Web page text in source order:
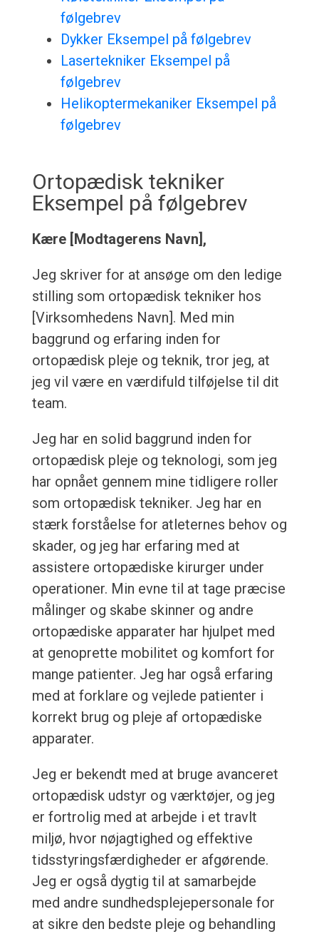
følgebrev
Dykker Eksempel på følgebrev
Lasertekniker Eksempel på
følgebrev
Helikoptermekaniker Eksempel på
følgebrev
Ortopædisk tekniker
Eksempel på følgebrev
Kære [Modtagerens Navn],
Jeg skriver for at ansøge om den ledige
stilling som ortopædisk tekniker hos
[Virksomhedens Navn]. Med min
baggrund og erfaring inden for
ortopædisk pleje og teknik, tror jeg, at
jeg vil være en værdifuld tilføjelse til dit
team.
Jeg har en solid baggrund inden for
ortopædisk pleje og teknologi, som jeg
har opnået gennem mine tidligere roller
som ortopædisk tekniker. Jeg har en
stærk forståelse for atleternes behov og
skader, og jeg har erfaring med at
assistere ortopædiske kirurger under
operationer. Min evne til at tage præcise
målinger og skabe skinner og andre
ortopædiske apparater har hjulpet med
at genoprette mobilitet og komfort for
mange patienter. Jeg har også erfaring
med at forklare og vejlede patienter i
korrekt brug og pleje af ortopædiske
apparater.
Jeg er bekendt med at bruge avanceret
ortopædisk udstyr og værktøjer, og jeg
er fortrolig med at arbejde i et travlt
miljø, hvor nøjagtighed og effektive
tidsstyringsfærdigheder er afgørende.
Jeg er også dygtig til at samarbejde
med andre sundhedsplejepersonale for
at sikre den bedste pleje og behandling